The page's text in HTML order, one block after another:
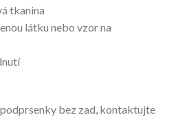
tkanina
látku nebo vzor na
bez zad, kontaktujte